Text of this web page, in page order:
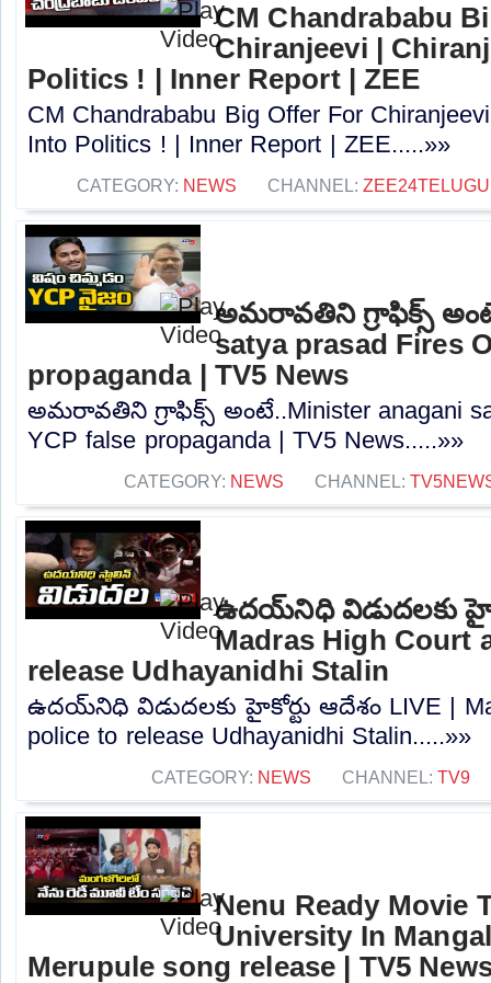
CM Chandrababu
Chiranjeevi |
Politics ! | Inner Report | ZEE
CM Chandrababu Big Offer For
Into Politics ! | Inner Report | ZEE.....»»
CATEGORY: NEWS CHANNEL:
అమరావతిని గ్రాఫిక్స్
satya prasad Fires
propaganda | TV5 News
అమరావతిని గ్రాఫిక్స్ అంటే..Minister anagani
YCP false propaganda | TV5 News.....»»
CATEGORY: NEWS CHANNEL:
ఉదయ్‌నిధి విడుదలకు
Madras High Court
release Udhayanidhi Stalin
ఉదయ్‌నిధి విడుదలకు హైకోర్టు ఆదేశం LIVE |
police to release Udhayanidhi Stalin.....»»
CATEGORY: NEWS CHANNEL: TV9
Nenu Ready Movie
University In
Merupule song release | TV5